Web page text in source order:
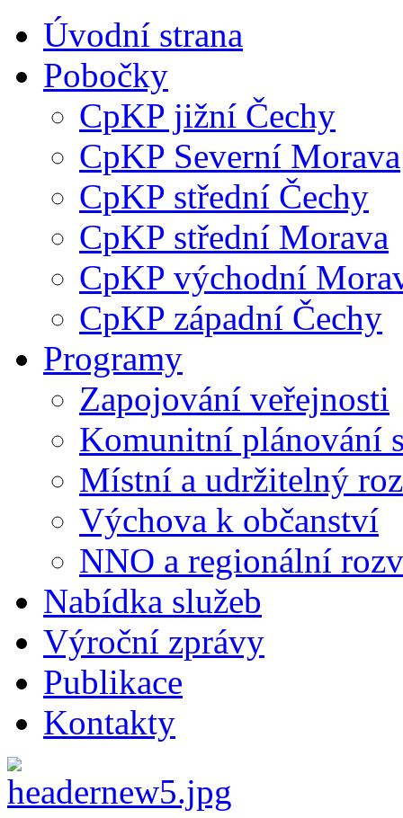
Úvodní strana
Pobočky
CpKP jižní Čechy
CpKP Severní Morava
CpKP střední Čechy
CpKP střední Morava
CpKP východní
CpKP západní Čechy
Programy
Zapojování veřejnosti
Komunitní plánování
Místní a udržitelný
Výchova k občanství
NNO a regionální
Nabídka služeb
Výroční zprávy
Publikace
Kontakty